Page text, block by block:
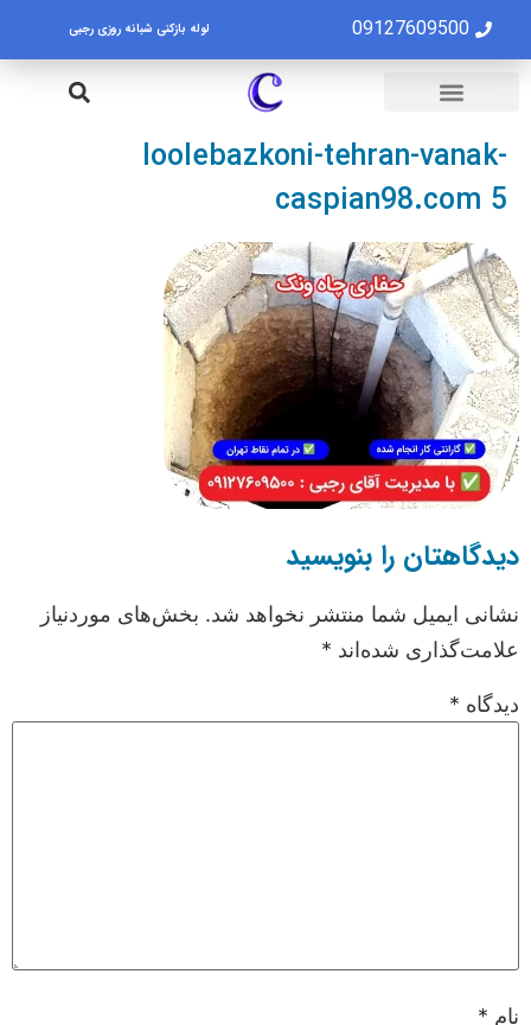
09127609500 لوله بازکنی شبانه روزی رجبی
loolebazkoni-tehran-vanak-
caspian98.com 5
دیدگاهتان را بنویسید
نشانی ایمیل شما منتشر نخواهد شد. بخش‌های موردنیاز
علامت‌گذاری شده‌اند *
دیدگاه *
نام *